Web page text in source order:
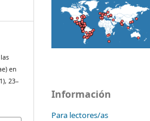
en
23–
Información
Para lectores/as